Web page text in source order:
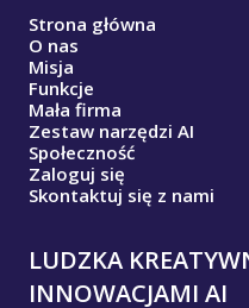
Strona główna
O nas
Misja
Funkcje
Mała firma
Zestaw narzędzi AI
Społeczność
Zaloguj się
Skontaktuj się z nami
LUDZKA
INNOWACJAMI AI